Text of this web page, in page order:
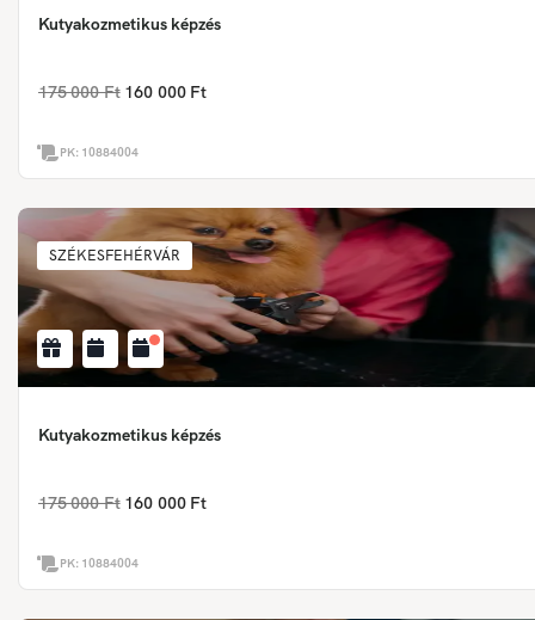
Kutyakozmetikus képzés
175 000 Ft 160 000 Ft
PK: 10884004
SZÉKESFEHÉRVÁR
Kutyakozmetikus képzés
175 000 Ft 160 000 Ft
PK: 10884004